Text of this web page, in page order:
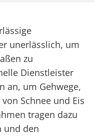
unerlässlich, um
zu
Dienstleister
an, um Gehwege,
Schnee und Eis
tragen dazu
und den